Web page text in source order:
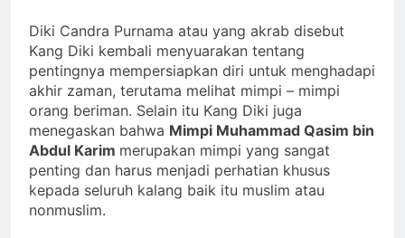
Diki Candra Purnama atau yang akrab disebut
Kang Diki kembali menyuarakan tentang
pentingnya mempersiapkan diri untuk menghadapi
akhir zaman, terutama melihat mimpi – mimpi
orang beriman. Selain itu Kang Diki juga
menegaskan bahwa Mimpi Muhammad Qasim bin
Abdul Karim merupakan mimpi yang sangat
penting dan harus menjadi perhatian khusus
kepada seluruh kalang baik itu muslim atau
nonmuslim.